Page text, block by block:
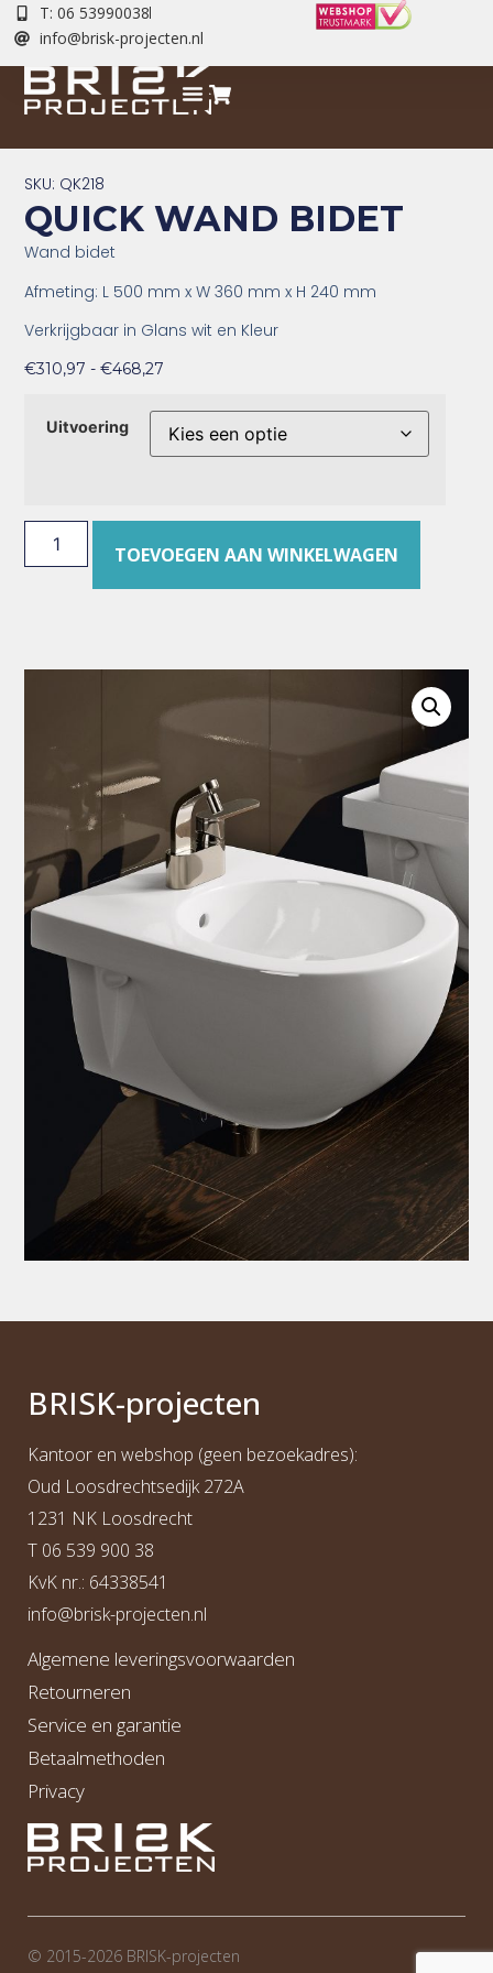
T: 06 53990038
info@brisk-projecten.nl
SKU: QK218
QUICK WAND BIDET
Wand bidet
Afmeting: L 500 mm x W 360 mm x H 240 mm
Verkrijgbaar in Glans wit en Kleur
€310,97 - €468,27
Uitvoering
TOEVOEGEN AAN WINKELWAGEN
BRISK-projecten
Kantoor en webshop (geen bezoekadres):
Oud Loosdrechtsedijk 272A
1231 NK Loosdrecht
T 06 539 900 38
KvK nr.: 64338541
info@brisk-projecten.nl
Algemene leveringsvoorwaarden
Retourneren
Service en garantie
Betaalmethoden
Privacy
© 2015-2026 BRISK-projecten